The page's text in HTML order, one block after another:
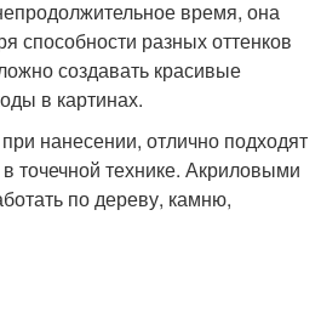
время, она
способности разных оттенков
создавать красивые
в картинах.
нанесении, отлично подходят
точечной технике. Акриловыми
по дереву, камню,